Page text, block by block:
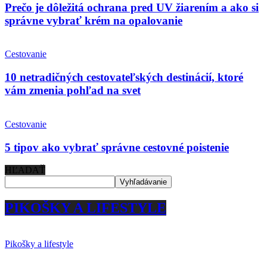
Prečo je dôležitá ochrana pred UV žiarením a ako si
správne vybrať krém na opalovanie
Cestovanie
10 netradičných cestovateľských destinácií, ktoré
vám zmenia pohľad na svet
Cestovanie
5 tipov ako vybrať správne cestovné poistenie
HĽADAŤ
PIKOŠKY A LIFESTYLE
Pikošky a lifestyle